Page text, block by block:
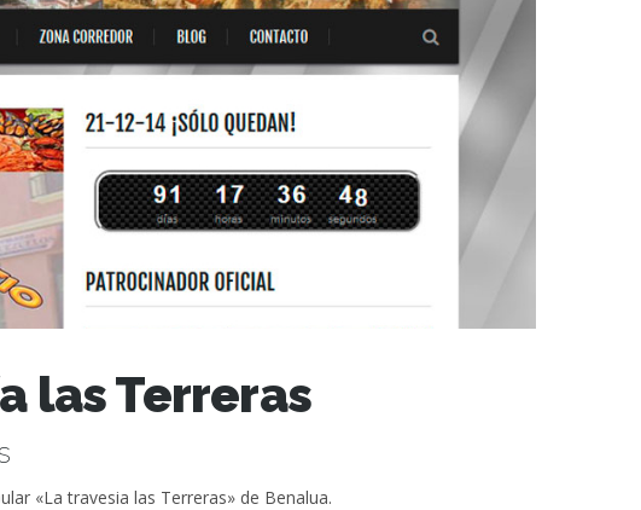
las Terreras
«La travesia las Terreras» de Benalua.